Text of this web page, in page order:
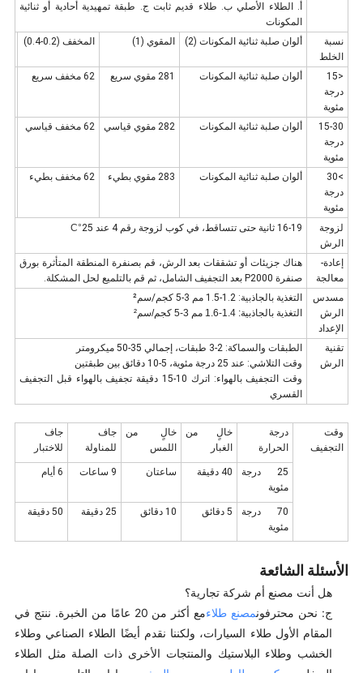
أ. الطلاء الأصلي ب. طلاء قديم ثابت ج. طبقة تمهيدية أحادية أو ثنائية
المكونات
نسبة
الخلط
ألوان صلبة ثنائية المكونات (2) المقوي (1) المخفف (0.2-0.4)
<15
درجة
مئوية
ألوان صلبة ثنائية المكونات 281 مقوي سريع 62 مخفف سريع
15-30
درجة
مئوية
ألوان صلبة ثنائية المكونات 282 مقوي قياسي 62 مخفف قياسي
>30
درجة
مئوية
ألوان صلبة ثنائية المكونات 283 مقوي بطيء 62 مخفف بطيء
لزوجة
الرش
16-19 ثانية حتى تتساقط، في كوب لزوجة رقم 4 عند 25 °C
إعادة-
معالجة
هناك جزيئات أو تشققات بعد الرش، قم بصنفرة المنطقة المتأثرة بورق
صنفرة P2000 بعد التجفيف الشامل، ثم قم بالتلميع لحل المشكلة.
مسدس
الرش
الإعداد
التغذية بالجاذبية: 1.2-1.5 مم 3-5 كجم/سم²
التغذية بالجاذبية: 1.4-1.6 مم 3-5 كجم/سم²
تقنية
الرش
الطبقات والسماكة: 2-3 طبقات، إجمالي 35-50 ميكرومتر
وقت التلاشي: عند 25 درجة مئوية، 5-10 دقائق بين طبقتين
وقت التجفيف بالهواء: اترك 10-15 دقيقة تجفيف بالهواء قبل التجفيف
القسري
وقت
التجفيف
درجة
الحرارة
خالٍ من
الغبار
خالٍ من
اللمس
جاف
للمناولة
جاف
للاختبار
25 درجة
مئوية
40 دقيقة ساعتان 9 ساعات 6 أيام
70 درجة
مئوية
5 دقائق 10 دقائق 25 دقيقة 50 دقيقة
الأسئلة الشائعة
هل أنت مصنع أم شركة تجارية؟
ج: نحن محترفونمصنع طلاء
مع أكثر من 20 عامًا من الخبرة. ننتج في
المقام الأول طلاء السيارات، ولكننا نقدم أيضًا الطلاء الصناعي وطلاء
الخشب وطلاء البلاستيك والمنتجات الأخرى ذات الصلة مثل الطلاء